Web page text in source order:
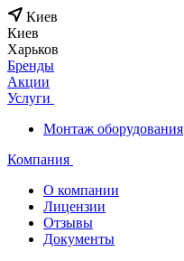
Киев
Киев
Харьков
Бренды
Акции
Услуги
Монтаж оборудования
Компания
О компании
Лицензии
Отзывы
Документы